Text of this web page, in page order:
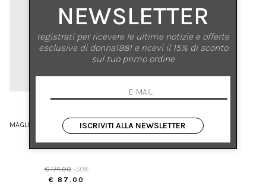
MAGLIA SCOLLO A BARCA IN CREPE
DI COTONE
44 46
€ 174.00 -50%
€ 87.00
NEWSLETTER
registrati per ricevere le ultime notizie e offerte
esclusive di donna1981 e ricevi il 15% di sconto
sul tuo primo ordine
ISCRIVITI ALLA NEWSLETTER